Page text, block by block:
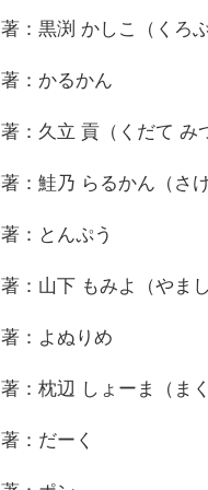
著：黒渕 かしこ（くろ
著：かるかん
著：久立 貢（くだて み
著：鮭乃 らるかん（さ
著：とんぷう
著：山下 もみよ（やま
著：よぬりめ
著：枕辺 しょーま（ま
著：だーく